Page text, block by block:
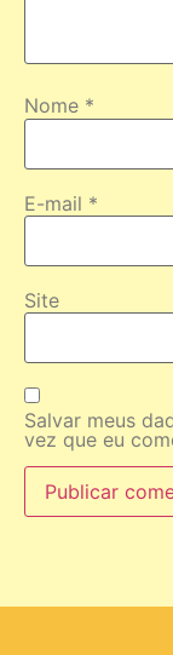
Nome *
E-mail *
Site
Salvar meus
vez que eu